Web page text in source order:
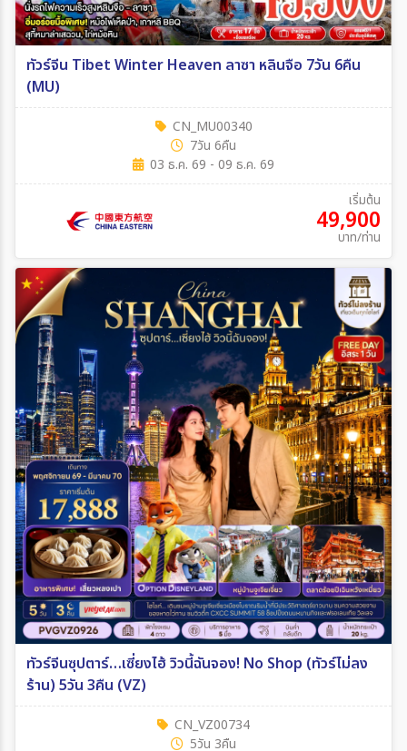
ทัวร์จีน Tibet Winter Heaven ลาซา หลินจือ 7วัน 6คืน
(MU)
CN_MU00340
7วัน 6คืน
03 ธ.ค. 69 - 09 ธ.ค. 69
เริ่มต้น
49,900
บาท/ท่าน
ทัวร์จีนซุปตาร์…เซี่ยงไฮ้ วิวนี้ฉันจอง! No Shop (ทัวร์ไม่ลง
ร้าน) 5วัน 3คืน (VZ)
CN_VZ00734
5วัน 3คืน